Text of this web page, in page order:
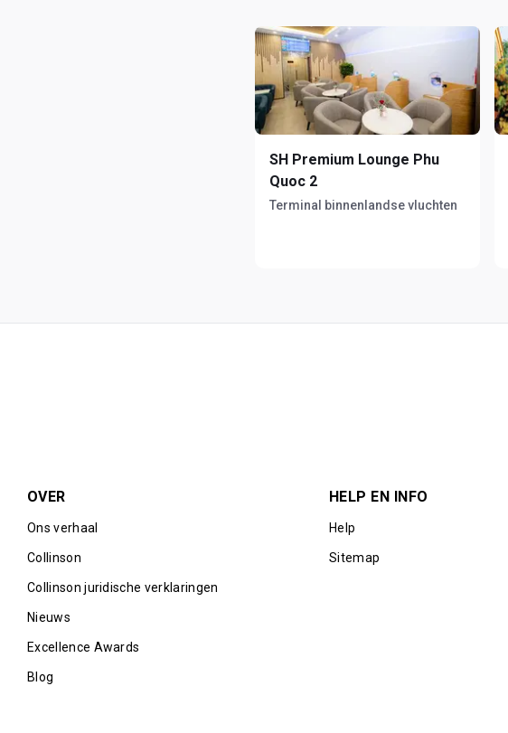
SH Premium Lounge Phu
Quoc 2
Terminal binnenlandse vluchten
OVER
Ons verhaal
Collinson
Collinson juridische verklaringen
Nieuws
Excellence Awards
Blog
HELP EN INFO
Help
Sitemap